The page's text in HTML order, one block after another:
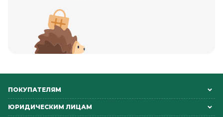
ПОКУПАТЕЛЯМ
ЮРИДИЧЕСКИМ ЛИЦАМ